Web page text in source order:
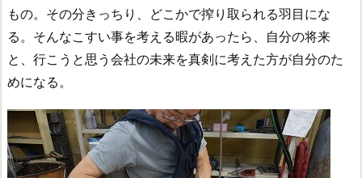
もの。その分きっちり、どこかで搾り取られる羽目にな
る。そんなこすい事を考える暇があったら、自分の将来
と、行こうと思う会社の未来を真剣に考えた方が自分のた
めになる。